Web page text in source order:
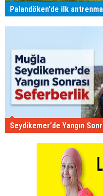
Palandöken'de ilk
Seydikemer'de Yangın